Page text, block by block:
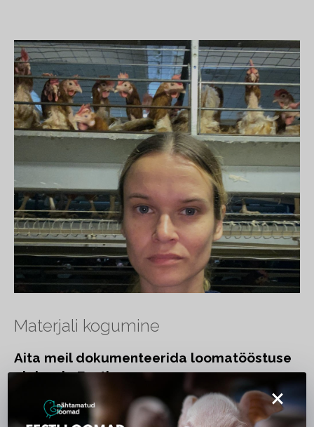
Materjali kogumine
Aita meil dokumenteerida loomatööstuse
olukorda Eestis
Kui märkad loomade vastu suunatud vägivalda, ära
×